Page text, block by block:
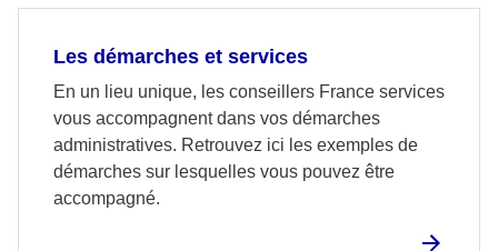
Les démarches et services
En un lieu unique, les conseillers France services
vous accompagnent dans vos démarches
administratives. Retrouvez ici les exemples de
démarches sur lesquelles vous pouvez être
accompagné.